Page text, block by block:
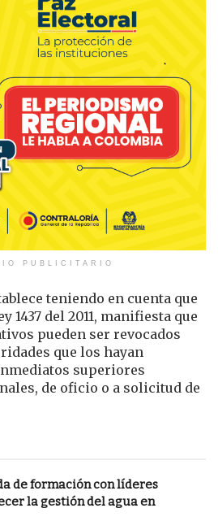
PUBLICITARIO
teniendo en cuenta que
1437 del 2011, manifiesta que
pueden ser revocados
que los hayan
superiores
de oficio o a solicitud de
de formación con líderes
la gestión del agua en